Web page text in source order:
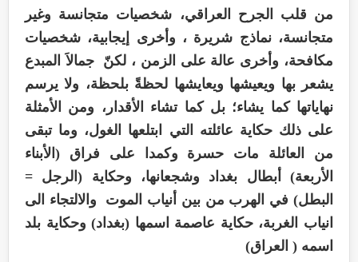
من قلب الجرح العراقي، شخصيات متجانسة وغير
متجانسة، نماذج شريرة ، وأخرى إيجابية، شخصيات
مكافحة، وأخرى عالة على الزمن ، لكنّ جمالاَ المبدع
يشعر بها ويعيشها ويعايشها لحظةً بلحظة، ولا يرسم
نهاياتها كما يشاء؛ بل كما تشاء الأقدار، ومن الأمثلة
على ذلك حكاية عائلته التي ابتلعها الغول، وما تبقى
من العائلة مات حسرة وكمدا على فراق (الأبناء
الأربعة) أبطال بغداد وشجعانها، وحكاية (الرجل =
البطل) في الهرب من بين أنياب الموت والالتجاء الى
انياب الغربة، حكاية عاصمة اسمها (بغداد) وحكاية بلد
اسمه ( العراق)